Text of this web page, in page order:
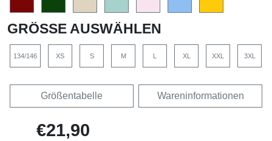
GRÖSSE AUSWÄHLEN
134/146 XS S M L XL XXL 3XL
Größentabelle Wareninformationen
€21,90